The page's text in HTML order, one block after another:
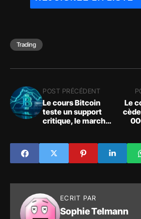
Trading
POST PRÉCÉDENT
Le cours Bitcoin
teste un support
critique, le marché
Le
ECRIT PAR
Sophie Telmann